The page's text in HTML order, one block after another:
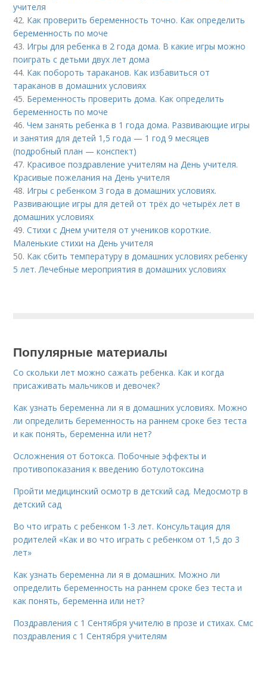
учителя
42. Как проверить беременность точно. Как определить
беременность по моче
43. Игры для ребенка в 2 года дома. В какие игры можно
поиграть с детьми двух лет дома
44. Как побороть тараканов. Как избавиться от
тараканов в домашних условиях
45. Беременность проверить дома. Как определить
беременность по моче
46.Чем занять ребенка в 1 года дома. Развивающие игры
и занятия для детей 1,5 года — 1 год 9 месяцев
(подробный план — конспект)
47. Красивое поздравление учителям на День учителя.
Красивые пожелания на День учителя
48. Игры с ребенком 3 года в домашних условиях.
Развивающие игры для детей от трёх до четырёх лет в
домашних условиях
49.Стихи с Днем учителя от учеников короткие.
Маленькие стихи на День учителя
50. Как сбить температуру в домашних условиях ребенку
5 лет. Лечебные мероприятия в домашних условиях
Популярные материалы
Со скольки лет можно сажать ребенка. Как и когда
присаживать мальчиков и девочек?
Как узнать беременна ли я в домашних условиях. Можно
ли определить беременность на раннем сроке без теста
и как понять, беременна или нет?
Осложнения от ботокса. Побочные эффекты и
противопоказания к введению ботулотоксина
Пройти медицинский осмотр в детский сад. Медосмотр в
детский сад
Во что играть с ребенком 1-3 лет. Консультация для
родителей «Как и во что играть с ребенком от 1,5 до 3
лет»
Как узнать беременна ли я в домашних. Можно ли
определить беременность на раннем сроке без теста и
как понять, беременна или нет?
Поздравления с 1 Сентября учителю в прозе и стихах. Смс
поздравления с 1 Сентября учителям